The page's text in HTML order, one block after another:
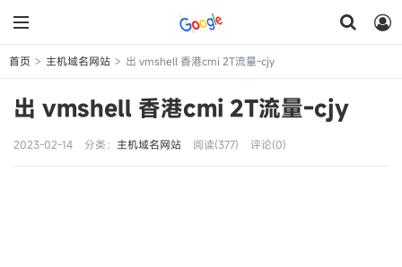
首页 > 主机域名网站 > 出 vmshell 香港cmi 2T流量-cjy
出 vmshell 香港cmi 2T流量-cjy
2023-02-14 分类： 主机域名网站 阅读(377) 评论(0)